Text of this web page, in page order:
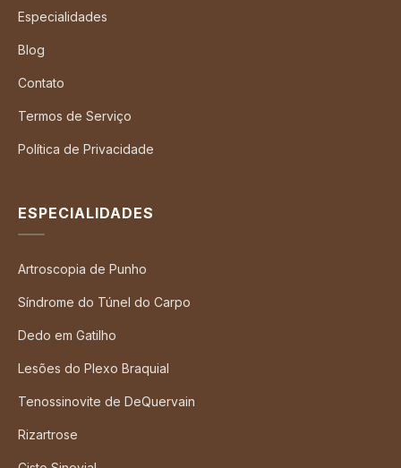
Especialidades
Blog
Contato
Termos de Serviço
Política de Privacidade
ESPECIALIDADES
Artroscopia de Punho
Síndrome do Túnel do Carpo
Dedo em Gatilho
Lesões do Plexo Braquial
Tenossinovite de DeQuervain
Rizartrose